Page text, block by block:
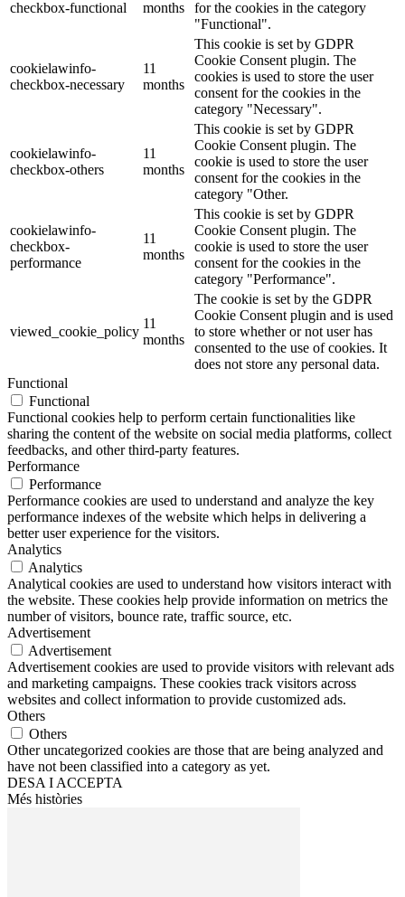
checkbox-functional months
for the cookies in the category
"Functional".
cookielawinfo-
checkbox-necessary
11
months
This cookie is set by GDPR
Cookie Consent plugin. The
cookies is used to store the user
consent for the cookies in the
category "Necessary".
cookielawinfo-
checkbox-others
11
months
This cookie is set by GDPR
Cookie Consent plugin. The
cookie is used to store the user
consent for the cookies in the
category "Other.
cookielawinfo-
checkbox-
performance
11
months
This cookie is set by GDPR
Cookie Consent plugin. The
cookie is used to store the user
consent for the cookies in the
category "Performance".
viewed_cookie_policy
11
months
The cookie is set by the GDPR
Cookie Consent plugin and is used
to store whether or not user has
consented to the use of cookies. It
does not store any personal data.
Functional
Functional
Functional cookies help to perform certain functionalities like
sharing the content of the website on social media platforms, collect
feedbacks, and other third-party features.
Performance
Performance
Performance cookies are used to understand and analyze the key
performance indexes of the website which helps in delivering a
better user experience for the visitors.
Analytics
Analytics
Analytical cookies are used to understand how visitors interact with
the website. These cookies help provide information on metrics the
number of visitors, bounce rate, traffic source, etc.
Advertisement
Advertisement
Advertisement cookies are used to provide visitors with relevant ads
and marketing campaigns. These cookies track visitors across
websites and collect information to provide customized ads.
Others
Others
Other uncategorized cookies are those that are being analyzed and
have not been classified into a category as yet.
DESA I ACCEPTA
Més històries